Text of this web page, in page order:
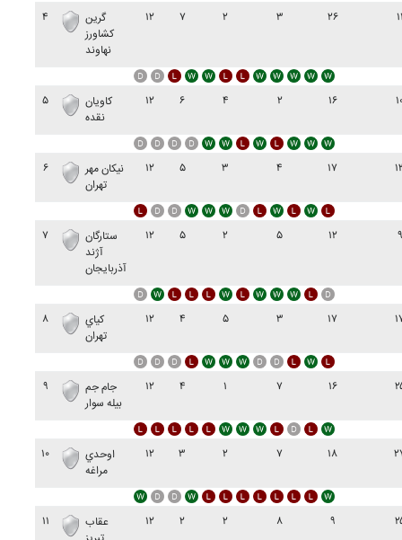
۴
گرين
کشاورز
نهاوند
۱۲ ۷ ۲ ۳ ۲۶
۵
کاويان
نقده
۱۲ ۶ ۴ ۲ ۱۶
۶
نيکان مهر
تهران
۱۲ ۵ ۳ ۴ ۱۷
۷
ستارگان
آژند
آذربايجان
۱۲ ۵ ۲ ۵ ۱۲ ۹
۸
کياي
تهران
۱۲ ۴ ۵ ۳ ۱۷
۹
جام جم
بيله سوار
۱۲ ۴ ۱ ۷ ۱۶
۱۰
اوحدي
مراغه
۱۲ ۳ ۲ ۷ ۱۸
۱۱
عقاب
۱۲ ۲ ۲ ۸ ۹